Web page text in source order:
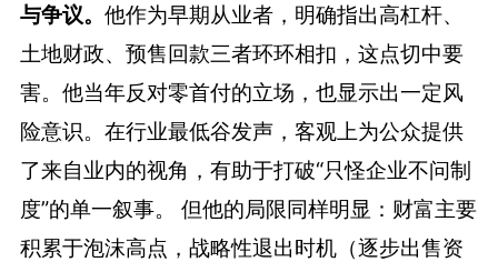
与争议。 他作为早期从业者，明确指出高杠杆、
土地财政、预售回款三者环环相扣，这点切中要
害。他当年反对零首付的立场，也显示出一定风
险意识。在行业最低谷发声，客观上为公众提供
了来自业内的视角，有助于打破“只怪企业不问制
度”的单一叙事。 但他的局限同样明显：财富主要
积累于泡沫高点，战略性退出时机（逐步出售资